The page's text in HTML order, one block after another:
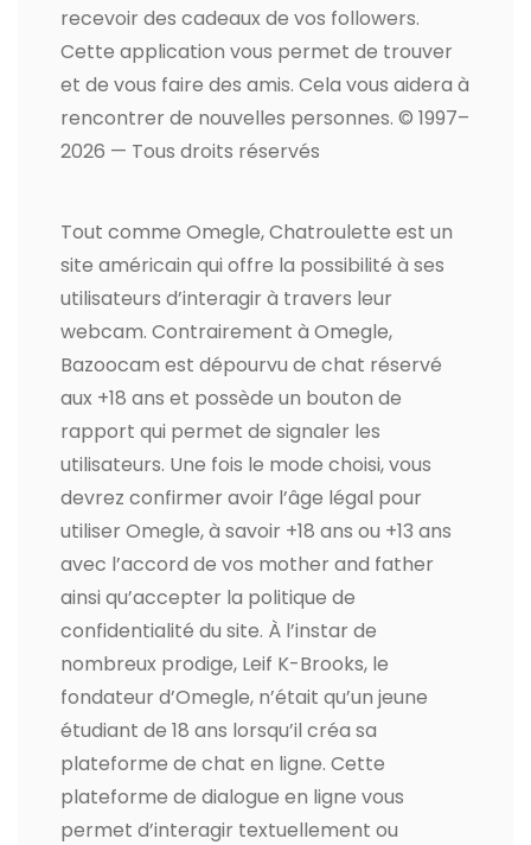
recevoir des cadeaux de vos followers.
Cette application vous permet de trouver
et de vous faire des amis. Cela vous aidera à
rencontrer de nouvelles personnes. © 1997–
2026 — Tous droits réservés
Tout comme Omegle, Chatroulette est un
site américain qui offre la possibilité à ses
utilisateurs d’interagir à travers leur
webcam. Contrairement à Omegle,
Bazoocam est dépourvu de chat réservé
aux +18 ans et possède un bouton de
rapport qui permet de signaler les
utilisateurs. Une fois le mode choisi, vous
devrez confirmer avoir l’âge légal pour
utiliser Omegle, à savoir +18 ans ou +13 ans
avec l’accord de vos mother and father
ainsi qu’accepter la politique de
confidentialité du site. À l’instar de
nombreux prodige, Leif K-Brooks, le
fondateur d’Omegle, n’était qu’un jeune
étudiant de 18 ans lorsqu’il créa sa
plateforme de chat en ligne. Cette
plateforme de dialogue en ligne vous
permet d’interagir textuellement ou